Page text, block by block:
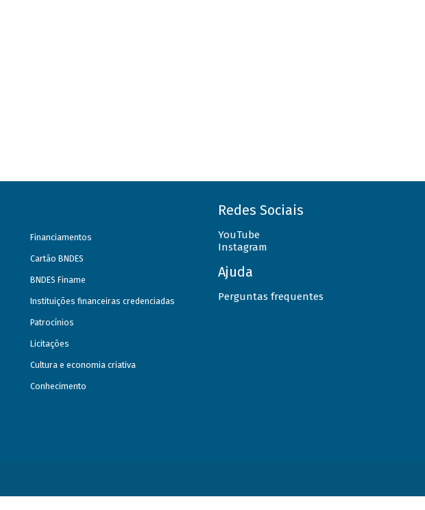
Financiamentos
Cartão BNDES
BNDES Finame
Instituições financeiras credenciadas
Patrocínios
Licitações
Cultura e economia criativa
Conhecimento
Redes Sociais
YouTube
Instagram
Ajuda
Perguntas frequentes